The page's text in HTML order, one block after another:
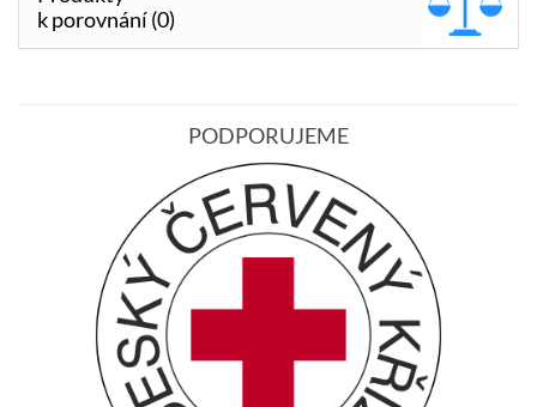
k porovnání (0)
PODPORUJEME